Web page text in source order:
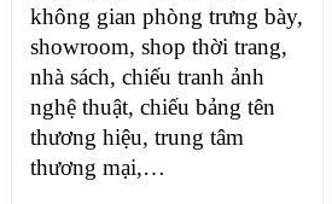
không gian phòng trưng bày,
showroom, shop thời trang,
nhà sách, chiếu tranh ảnh
nghệ thuật, chiếu bảng tên
thương hiệu, trung tâm
thương mại,…